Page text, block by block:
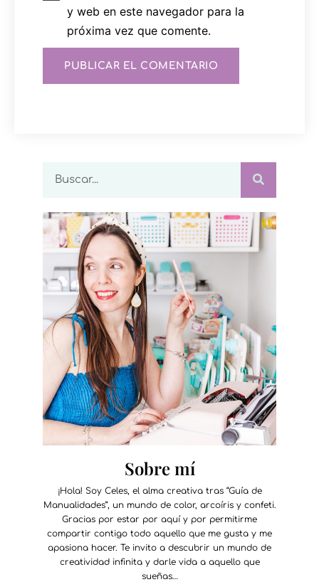
y web en este navegador para la
próxima vez que comente.
Sobre mí
¡Hola! Soy Celes, el alma creativa tras “Guía de
Manualidades”, un mundo de color, arcoíris y confeti.
Gracias por estar por aquí y por permitirme
compartir contigo todo aquello que me gusta y me
apasiona hacer. Te invito a descubrir un mundo de
creatividad infinita y darle vida a aquello que
sueñas…